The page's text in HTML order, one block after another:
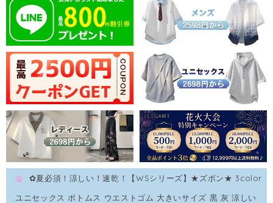
✿夏必須！涼しい！速乾！【WSシリーズ】★ズボン★ 3color
ユニセックス ボトムス ウエストゴム 大きいサイズ 黒 灰 涼しい